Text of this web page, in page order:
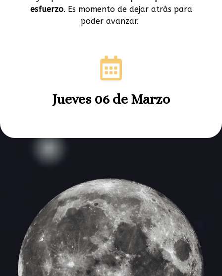
esfuerzo. Es momento de dejar atrás para
poder avanzar.
Jueves 06 de Marzo